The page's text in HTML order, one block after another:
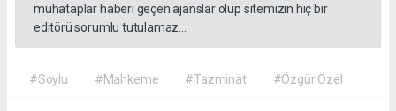
muhataplar haberi geçen ajanslar olup sitemizin hiç bir
editörü sorumlu tutulamaz...
#Soylu #Mahkeme #Tazminat #Özgür Özel